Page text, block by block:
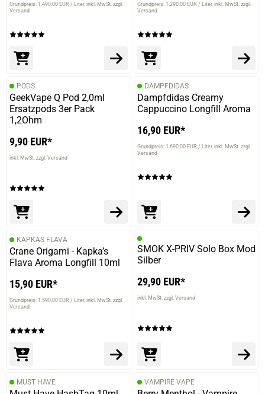
Grundpreis: 1.490,00 EUR / Liter inkl. MwSt. zzgl.
Versand
Grundpreis: 1.290,00 EUR / Liter inkl. MwSt. zzgl.
Versand
PODS
GeekVape Q Pod 2,0ml
Ersatzpods 3er Pack
1,2Ohm
9,90 EUR*
inkl. MwSt. zzgl. Versand
DAMPFDIDAS
Dampfdidas Creamy
Cappuccino Longfill Aroma
16,90 EUR*
Grundpreis: 1.690,00 EUR / Liter inkl. MwSt. zzgl.
Versand
KAPKAS FLAVA
Crane Origami - Kapka’s
Flava Aroma Longfill 10ml
15,90 EUR*
Grundpreis: 1.590,00 EUR / Liter inkl. MwSt. zzgl.
Versand
SMOK X-PRIV Solo Box Mod
Silber
29,90 EUR*
inkl. MwSt. zzgl. Versand
MUST HAVE VAMPIRE VAPE